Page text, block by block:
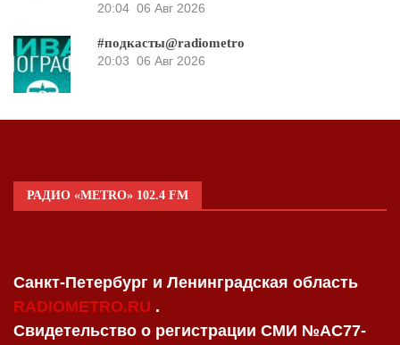
20:04 06 Авг 2026
#подкасты@radiometro
20:03 06 Авг 2026
РАДИО «METRO» 102.4 FM
Санкт-Петербург и Ленинградская область
RADIOMETRO.RU .
Свидетельство о регистрации СМИ №AC77-